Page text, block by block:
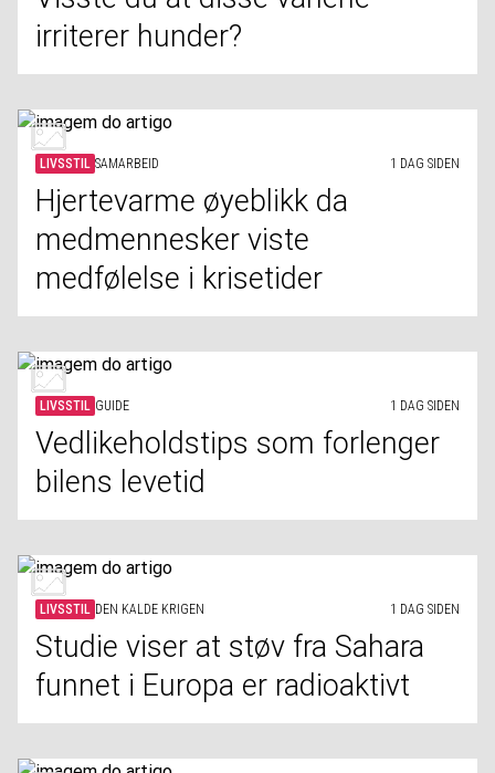
irriterer hunder?
LIVSSTIL SAMARBEID 1 DAG SIDEN
Hjertevarme øyeblikk da
medmennesker viste
medfølelse i krisetider
LIVSSTIL GUIDE 1 DAG SIDEN
Vedlikeholdstips som forlenger
bilens levetid
LIVSSTIL DEN KALDE KRIGEN 1 DAG SIDEN
Studie viser at støv fra Sahara
funnet i Europa er radioaktivt